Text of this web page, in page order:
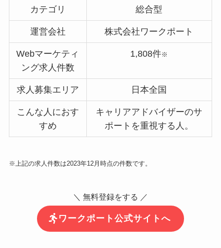
カテゴリ 総合型
運営会社 株式会社ワークポート
Webマーケティ
ング求人件数
1,808件※
求人募集エリア 日本全国
こんな人におす
すめ
キャリアアドバイザーのサ
ポートを重視する人。
※上記の求人件数は2023年12月時点の件数です。
＼ 無料登録をする ／
ワークポート公式サイトへ